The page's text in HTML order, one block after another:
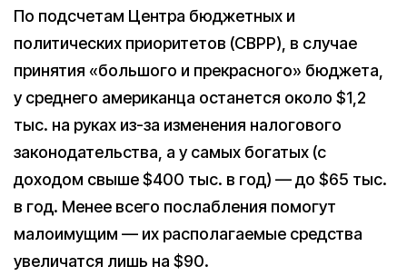
По подсчетам Центра бюджетных и
политических приоритетов (CBPP), в случае
принятия «большого и прекрасного» бюджета,
у среднего американца останется около $1,2
тыс. на руках из-за изменения налогового
законодательства, а у самых богатых (с
доходом свыше $400 тыс. в год) — до $65 тыс.
в год. Менее всего послабления помогут
малоимущим — их располагаемые средства
увеличатся лишь на $90.